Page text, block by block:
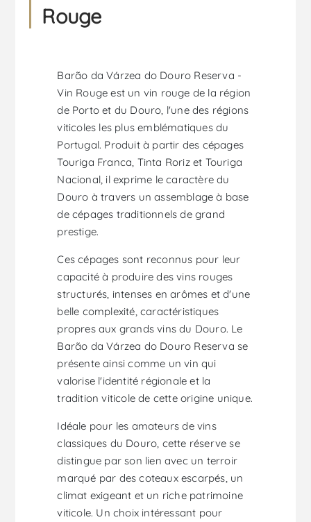
Rouge
Barão da Várzea do Douro Reserva -
Vin Rouge est un vin rouge de la région
de Porto et du Douro, l'une des régions
viticoles les plus emblématiques du
Portugal. Produit à partir des cépages
Touriga Franca, Tinta Roriz et Touriga
Nacional, il exprime le caractère du
Douro à travers un assemblage à base
de cépages traditionnels de grand
prestige.
Ces cépages sont reconnus pour leur
capacité à produire des vins rouges
structurés, intenses en arômes et d'une
belle complexité, caractéristiques
propres aux grands vins du Douro. Le
Barão da Várzea do Douro Reserva se
présente ainsi comme un vin qui
valorise l'identité régionale et la
tradition viticole de cette origine unique.
Idéale pour les amateurs de vins
classiques du Douro, cette réserve se
distingue par son lien avec un terroir
marqué par des coteaux escarpés, un
climat exigeant et un riche patrimoine
viticole. Un choix intéressant pour